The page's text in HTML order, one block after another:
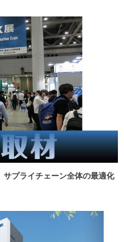
サプライチェーン全体の最適化